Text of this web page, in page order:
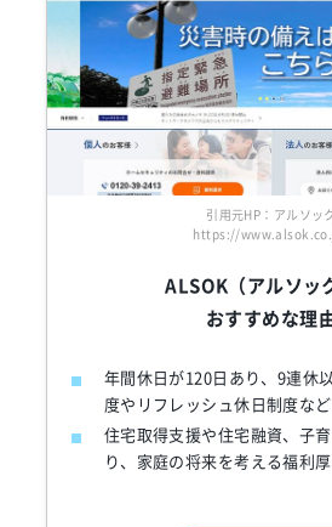
引用元HP：アルソッ
https://
ALSOK（アルソッ
おすすめな理
年間休日が120日あり、9連休
度やリフレッシュ休日制度な
住宅取得支援や住宅融資、子
り、家庭の将来を考える福利